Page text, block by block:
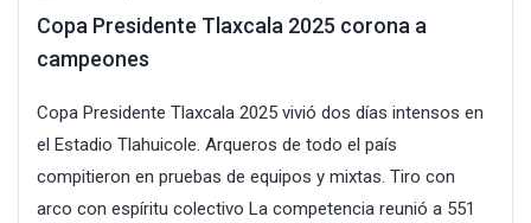
Copa Presidente Tlaxcala 2025 corona a
campeones
Copa Presidente Tlaxcala 2025 vivió dos días intensos en
el Estadio Tlahuicole. Arqueros de todo el país
compitieron en pruebas de equipos y mixtas. Tiro con
arco con espíritu colectivo La competencia reunió a 551